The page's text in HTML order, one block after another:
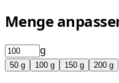
Menge
g
50 g 100 g 150 g 200 g